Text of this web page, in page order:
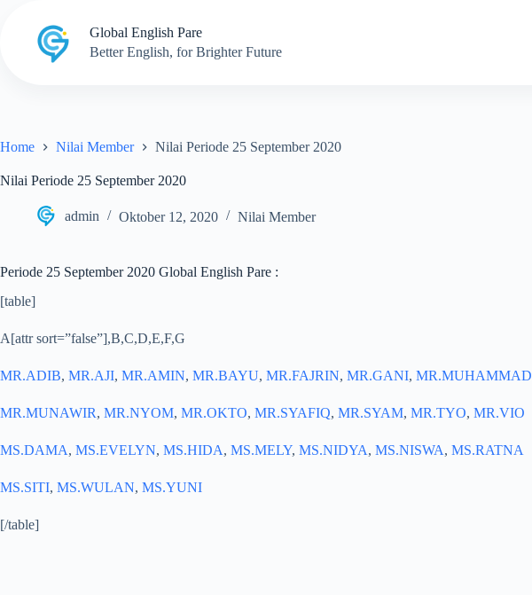
content
Global English Pare
Better English, for Brighter Future
Home Nilai Member Nilai Periode 25 September 2020
Nilai Periode 25 September 2020
admin Oktober 12, 2020 Nilai Member
Periode 25 September 2020 Global English Pare :
[table]
A[attr sort=”false”],B,C,D,E,F,G
MR.ADIB, MR.AJI, MR.AMIN, MR.BAYU, MR.FAJRIN, MR.GANI, MR.MUHAMMAD
MR.MUNAWIR, MR.NYOM, MR.OKTO, MR.SYAFIQ, MR.SYAM, MR.TYO, MR.VIO
MS.DAMA, MS.EVELYN, MS.HIDA, MS.MELY, MS.NIDYA, MS.NISWA, MS.RATNA
MS.SITI, MS.WULAN, MS.YUNI
[/table]